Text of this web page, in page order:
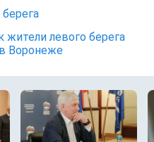
левого берега
Воронеже